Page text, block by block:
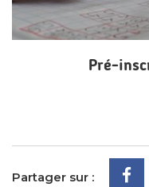
Pré-
Partager sur :